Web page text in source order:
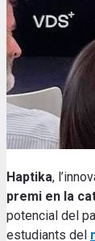
Haptika,
premi en la
potencial del
estudiants del